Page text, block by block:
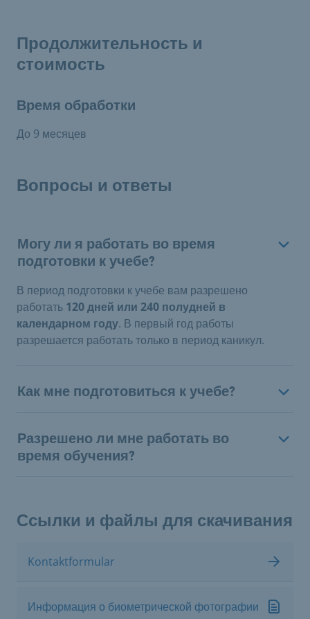
Продолжительность и
стоимость
Время обработки
До 9 месяцев
Вопросы и ответы
Могу ли я работать во время
подготовки к учебе?
В период подготовки к учебе вам разрешено
работать 120 дней или 240 полудней в
календарном году. В первый год работы
разрешается работать только в период каникул.
Как мне подготовиться к учебе?
Разрешено ли мне работать во
время обучения?
Ссылки и файлы для скачивания
Kontaktformular
Информация о биометрической фотографии